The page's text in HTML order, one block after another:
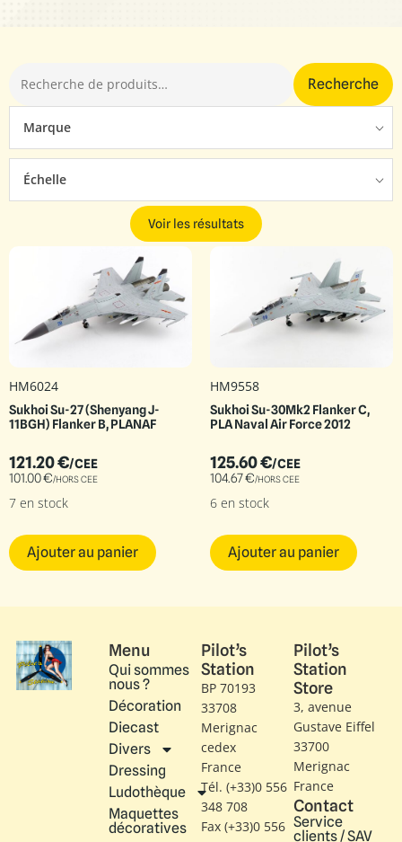
Recherche
Marque
Échelle
Voir les résultats
HM6024
Sukhoi Su-27 (Shenyang J-
11BGH) Flanker B, PLANAF
121.20€/CEE
101.00€/HORS CEE
7 en stock
Ajouter au panier
HM9558
Sukhoi Su-30Mk2 Flanker C,
PLA Naval Air Force 2012
125.60€/CEE
104.67€/HORS CEE
6 en stock
Ajouter au panier
Menu
Qui sommes
nous ?
Décoration
Diecast
Divers
Dressing
Ludothèque
Maquettes
décoratives
Pilot’s
Station
BP 70193
33708
Merignac
cedex
France
Tél. (+33)0 556
348 708
Fax (+33)0 556
Pilot’s
Station
Store
3, avenue
Gustave Eiffel​
33700
Merignac
France
Contact
Service
clients / SAV